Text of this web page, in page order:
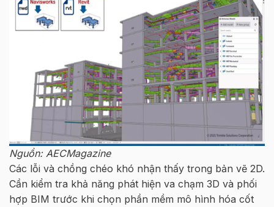
Nguồn: AECMagazine
Các lỗi và chồng chéo khó nhận thấy trong bản vẽ 2D.
Cần kiểm tra khả năng phát hiện va chạm 3D và phối
hợp BIM trước khi chọn phần mềm mô hình hóa cốt